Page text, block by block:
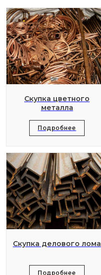
Скупка цветного
металла
Подробнее
Скупка делового лома
Подробнее